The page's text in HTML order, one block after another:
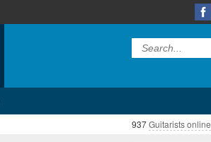
937Guitarists online